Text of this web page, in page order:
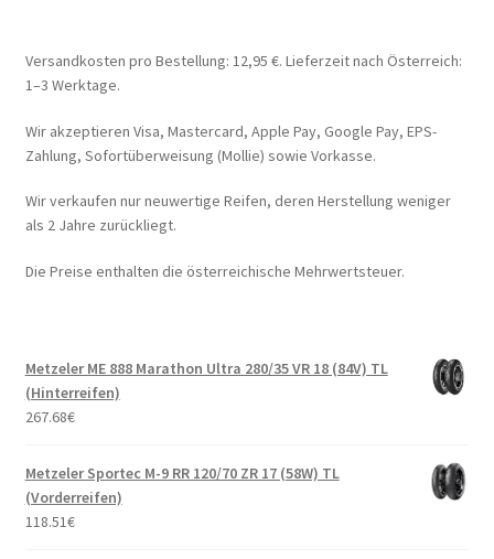
Versandkosten pro Bestellung: 12,95 €. Lieferzeit nach Österreich:
1–3 Werktage.
Wir akzeptieren Visa, Mastercard, Apple Pay, Google Pay, EPS-
Zahlung, Sofortüberweisung (Mollie) sowie Vorkasse.
Wir verkaufen nur neuwertige Reifen, deren Herstellung weniger
als 2 Jahre zurückliegt.
Die Preise enthalten die österreichische Mehrwertsteuer.
Metzeler ME 888 Marathon Ultra 280/35 VR 18 (84V) TL
(Hinterreifen)
267.68€
Metzeler Sportec M-9 RR 120/70 ZR 17 (58W) TL
(Vorderreifen)
118.51€